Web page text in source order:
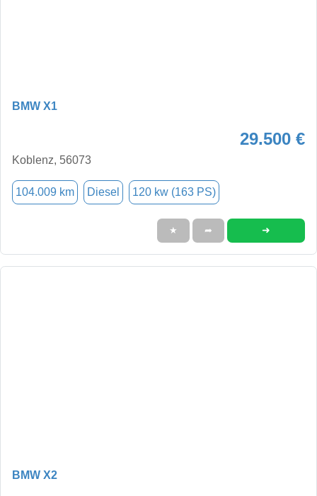
BMW X1
29.500 €
Koblenz, 56073
104.009 km Diesel 120 kw (163 PS)
★ ➦ ➜
BMW X2